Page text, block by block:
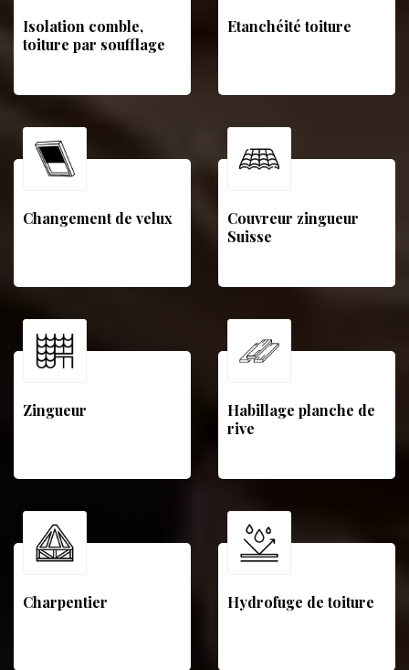
Isolation comble,
toiture par soufflage
Etanchéité toiture
Changement de velux
Couvreur zingueur
Suisse
Zingueur
Habillage planche de
rive
Charpentier Hydrofuge de toiture